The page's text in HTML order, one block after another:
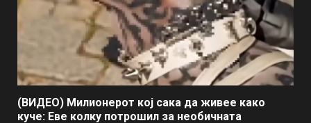
(ВИДЕО) Милионерот кој сака да живее како
куче: Еве колку потрошил за необичната